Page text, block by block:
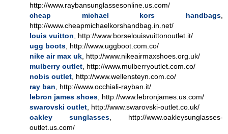
http://www.raybansunglassesonline.us.com/
cheap michael kors handbags
http://www.cheapmichaelkorshandbag.in.net/
louis vuitton , http://www.borselouisvuittonoutlet.it/
ugg boots , http://www.uggboot.com.co/
nike air max uk , http://www.nikeairmaxshoes.org.uk/
mulberry outlet , http://www.mulberryoutlet.com.co/
nobis outlet , http://www.wellensteyn.com.co/
ray ban , http://www.occhiali-rayban.it/
lebron james shoes , http://www.lebronjames.us.com/
swarovski outlet , http://www.swarovski-outlet.co.uk/
oakley sunglasses , http://www.oakleysunglasses-
outlet.us.com/